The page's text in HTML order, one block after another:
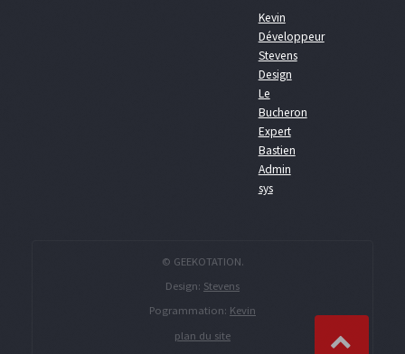
Kevin
Développeur
Stevens
Design
Le
Bucheron
Expert
Bastien
Admin
sys
© GEEKOTATION.
Design: Stevens
Pogrammation: Kevin
plan du site